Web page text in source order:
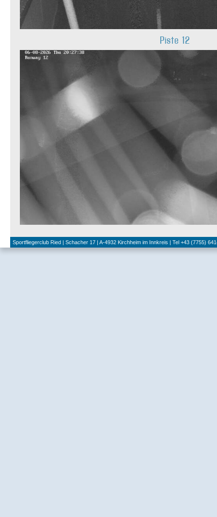
Piste 12
Sportfliegerclub Ried | Schacher 17 | A-4932 Kirchheim im Innkreis | Tel +43 (7755)